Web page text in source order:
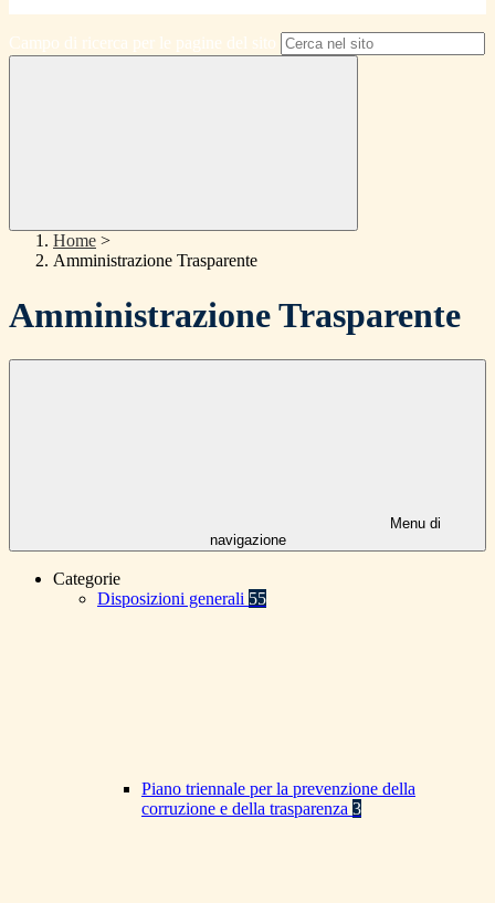
Campo di ricerca per le pagine del sito
Home >
Amministrazione Trasparente
Amministrazione Trasparente
Menu di
navigazione
Categorie
Disposizioni generali 55
Piano triennale per la prevenzione della
corruzione e della trasparenza 3